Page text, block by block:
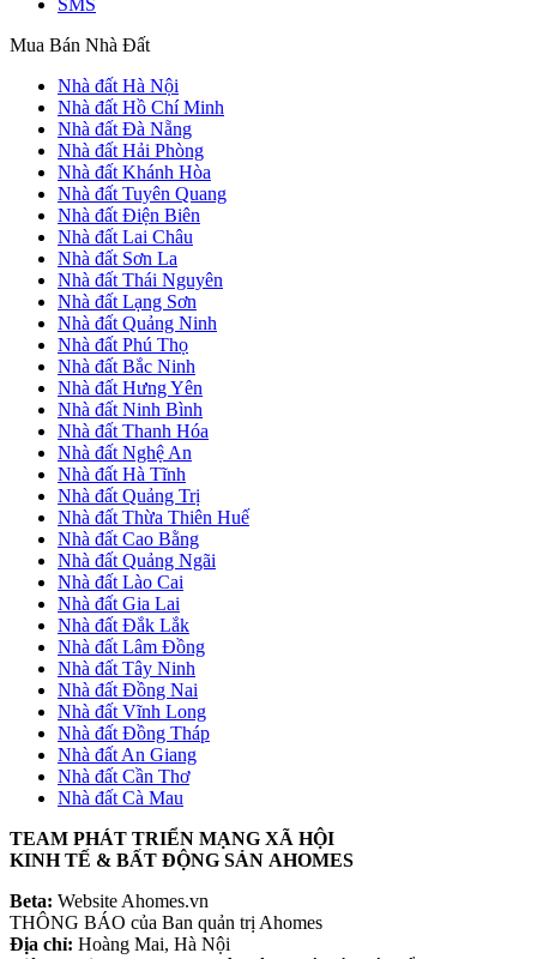
SMS
Mua Bán Nhà Đất
Nhà đất Hà Nội
Nhà đất Hồ Chí Minh
Nhà đất Đà Nẵng
Nhà đất Hải Phòng
Nhà đất Khánh Hòa
Nhà đất Tuyên Quang
Nhà đất Điện Biên
Nhà đất Lai Châu
Nhà đất Sơn La
Nhà đất Thái Nguyên
Nhà đất Lạng Sơn
Nhà đất Quảng Ninh
Nhà đất Phú Thọ
Nhà đất Bắc Ninh
Nhà đất Hưng Yên
Nhà đất Ninh Bình
Nhà đất Thanh Hóa
Nhà đất Nghệ An
Nhà đất Hà Tĩnh
Nhà đất Quảng Trị
Nhà đất Thừa Thiên Huế
Nhà đất Cao Bằng
Nhà đất Quảng Ngãi
Nhà đất Lào Cai
Nhà đất Gia Lai
Nhà đất Đắk Lắk
Nhà đất Lâm Đồng
Nhà đất Tây Ninh
Nhà đất Đồng Nai
Nhà đất Vĩnh Long
Nhà đất Đồng Tháp
Nhà đất An Giang
Nhà đất Cần Thơ
Nhà đất Cà Mau
TEAM PHÁT TRIỂN MẠNG XÃ HỘI
KINH TẾ & BẤT ĐỘNG SẢN AHOMES
Beta: Website Ahomes.vn
THÔNG BÁO của Ban quản trị Ahomes
Địa chỉ: Hoàng Mai, Hà Nội